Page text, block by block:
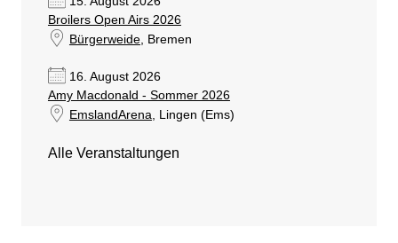
Broilers Open Airs 2026
Bürgerweide, Bremen
16. August 2026
Amy Macdonald - Sommer 2026
EmslandArena , Lingen (Ems)
Alle Veranstaltungen